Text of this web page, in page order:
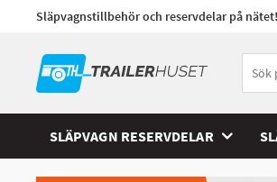
Släpvagnstillbehör och reservdelar på nätet!
SLÄPVAGN RESERVDELAR